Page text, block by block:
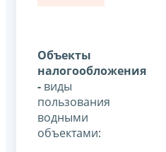
Объекты
налогообложения
- виды
пользования
водными
объектами: